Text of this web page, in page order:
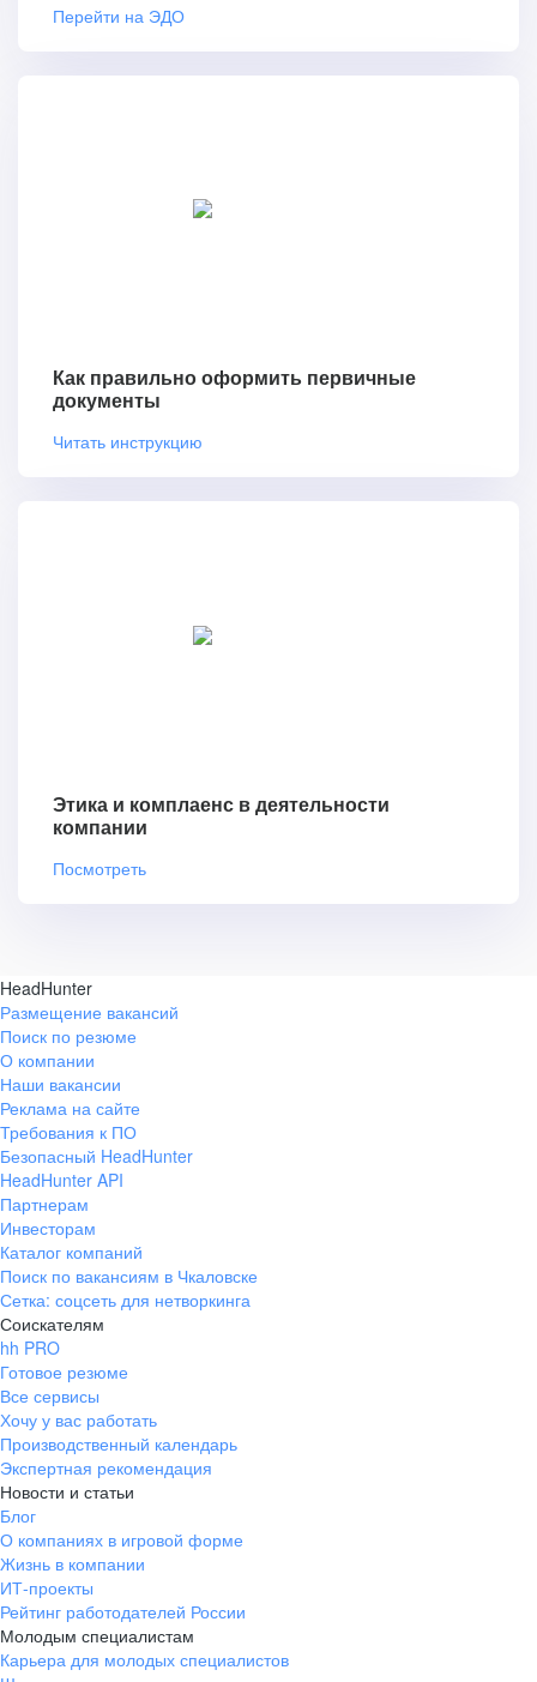
Перейти на ЭДО
Как правильно оформить первичные
документы
Читать инструкцию
Этика и комплаенс в деятельности
компании
Посмотреть
HeadHunter
Размещение вакансий
Поиск по резюме
О компании
Наши вакансии
Реклама на сайте
Требования к ПО
Безопасный HeadHunter
HeadHunter API
Партнерам
Инвесторам
Каталог компаний
Поиск по вакансиям в Чкаловске
Сетка: соцсеть для нетворкинга
Соискателям
hh PRO
Готовое резюме
Все сервисы
Хочу у вас работать
Производственный календарь
Экспертная рекомендация
Новости и статьи
Блог
О компаниях в игровой форме
Жизнь в компании
ИТ-проекты
Рейтинг работодателей России
Молодым специалистам
Карьера для молодых специалистов